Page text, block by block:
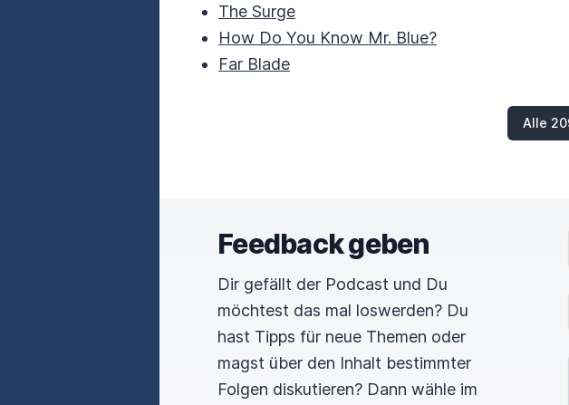
The Surge
How Do You Know Mr. Blue?
Far Blade
Alle
Feedback geben
Dir gefällt der Podcast und Du
möchtest das mal loswerden? Du
hast Tipps für neue Themen oder
magst über den Inhalt bestimmter
Folgen diskutieren? Dann wähle im